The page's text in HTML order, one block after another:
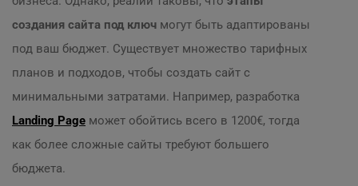
создания сайта под ключ могут быть адаптированы
под ваш бюджет. Существует множество тарифных
планов и подходов, чтобы создать сайт с
минимальными затратами. Например, разработка
Landing Page может обойтись всего в 1200€, тогда
как более сложные сайты требуют большего
бюджета.